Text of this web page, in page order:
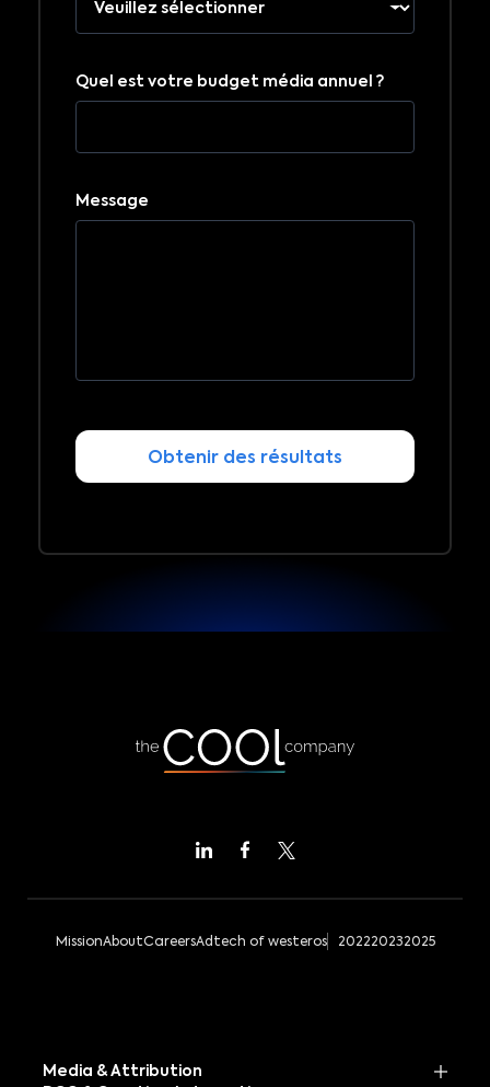
Quel est votre budget média annuel ?
Message
MissionAboutCareersAdtech of westeros 202220232025
Media & Attribution